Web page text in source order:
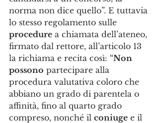
norma non dice quello”. E tuttavia
lo stesso regolamento sulle
procedure a chiamata dell’ateneo,
firmato dal rettore, all’articolo 13
la richiama e recita così: “Non
possono partecipare alla
procedura valutativa coloro che
abbiano un grado di parentela o
affinità, fino al quarto grado
compreso, nonché il coniuge e il